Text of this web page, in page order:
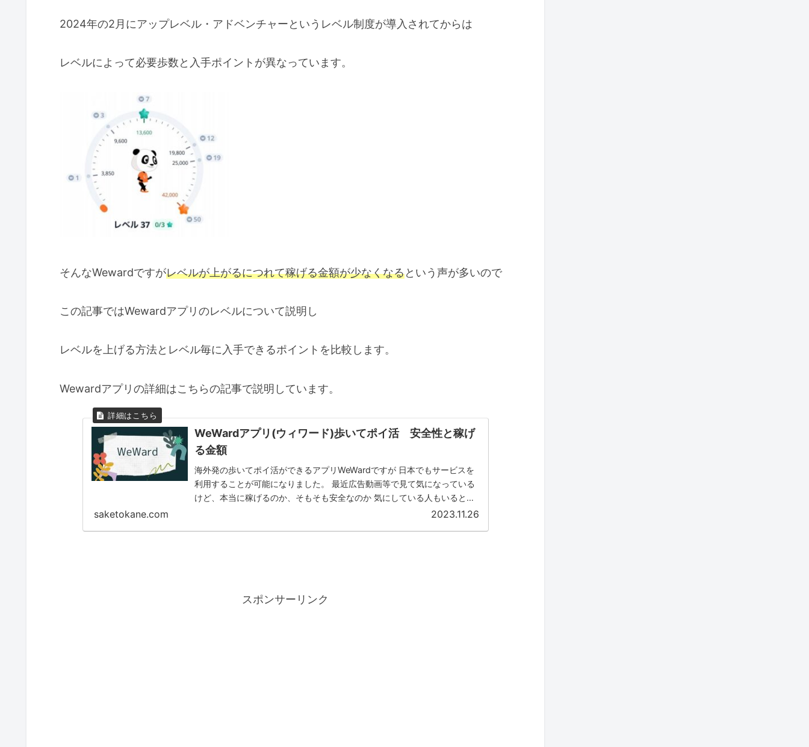
2024年の2月にアップレベル・アドベンチャーというレベル制度が導入されてからは
レベルによって必要歩数と入手ポイントが異なっています。
そんなWewardですがレベルが上がるにつれて稼げる金額が少なくなるという声が多いので
この記事ではWewardアプリのレベルについて説明し
レベルを上げる方法とレベル毎に入手できるポイントを比較します。
Wewardアプリの詳細はこちらの記事で説明しています。
WeWardアプリ(ウィワード)歩いてポイ活 安全性と稼げ
る金額
海外発の歩いてポイ活ができるアプリWeWardですが 日本でもサービスを
利用することが可能になりました。 最近広告動画等で見て気になっている
けど、本当に稼げるのか、そもそも安全なのか 気にしている人もいると思
saketokane.com 2023.11.26
スポンサーリンク